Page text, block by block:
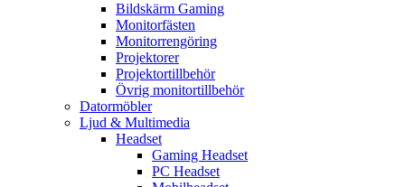
Bildskärm Gaming
Monitorfästen
Monitorrengöring
Projektorer
Projektortillbehör
Övrig monitortillbehör
Datormöbler
Ljud & Multimedia
Headset
Gaming Headset
PC Headset